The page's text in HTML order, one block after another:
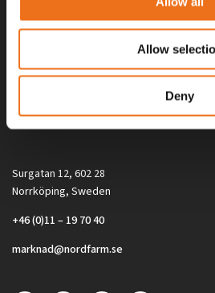
Allow
Deny
Alla priser på tillbehör och tillval gäller vid
gäller inte vid köp av enskild produkt, till
Surgatan 12, 602 28
Norrköping, Sweden
+46 (0)11 – 19 70 40
marknad@nordfarm.se